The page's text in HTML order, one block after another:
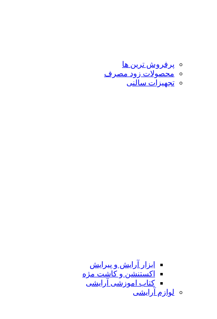
پرفروش ترین ها
محصولات زود مصرف
تجهیزات سالنی
ابزار آرایش و پیرایش
اکستنشن و کاشت مژه
کتاب اموزشی آرایشی
لوازم آرایشی